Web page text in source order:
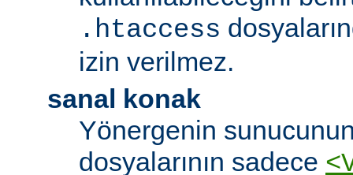
.htaccess
izin verilmez.
sanal konak
Yönergenin
dosyalarının sadece